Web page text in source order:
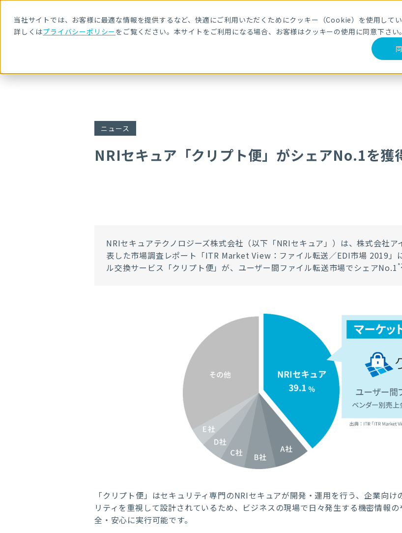
当社サイトでは、お客様に最適な情報を提供するなど、快適にご利用いただくためにクッキー（Cookie）を使用してい
詳しくはプライバシーポリシーをご覧ください。本サイトをご利用になる場合、お客様はクッキーの使用に同意下さい。
サービス・製品 導入事例 セミナー
ニュース
NRIセキュア「クリプト便」がシェアNo.1を獲
NRIセキュアテクノロジーズ株式会社（以下「NRIセキュア」）は、株式会社ア
表した市場調査レポート「ITR Market View：ファイル転送／EDI市場 2019」
ル交換サービス「クリプト便」が、ユーザー間ファイル転送市場でシェアNo.1
「クリプト便」はセキュリティ専門のNRIセキュアが開発・運用を行う、企業向
リティを重視して設計されているため、ビジネスの現場で日々発生する機密情報
全・安心に実行可能です。